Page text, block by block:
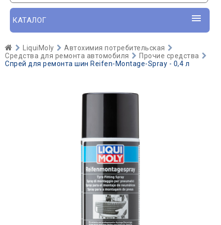
КАТАЛОГ
LiquiMoly
Автохимия потребительская
Средства для ремонта автомобиля
Прочие средства
Спрей для ремонта шин Reifen-Montage-Spray - 0,4 л